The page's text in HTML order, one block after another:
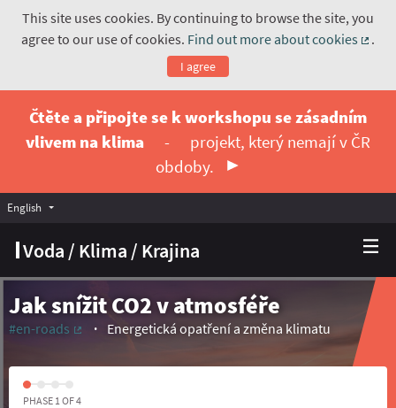
This site uses cookies. By continuing to browse the site, you
agree to our use of cookies. Find out more about cookies
.
I agree
Čtěte a připojte se k workshopu se zásadním
vlivem na klima
-
projekt, který nemají v ČR
obdoby.
Voda / Klima / Krajina
English Vyberte jazyk
Jak snížit CO2 v atmosféře
#en-roads
(External link)
Energetická opatření a změna klimatu
PHASE 1 OF 4